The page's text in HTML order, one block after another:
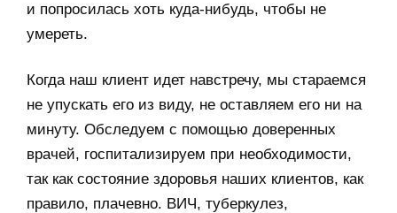
и попросилась хоть куда-нибудь, чтобы не
умереть.
Когда наш клиент идет навстречу, мы стараемся
не упускать его из виду, не оставляем его ни на
минуту. Обследуем с помощью доверенных
врачей, госпитализируем при необходимости,
так как состояние здоровья наших клиентов, как
правило, плачевно. ВИЧ, туберкулез,